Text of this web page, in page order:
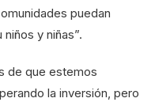
puedan
y niñas”.
de que estemos
la inversión, pero